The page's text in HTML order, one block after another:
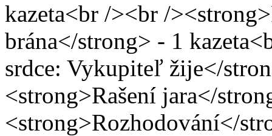
kazeta<br /><br /
brána</strong> - 1
srdce: Vykupiteľ žije</
<strong>Rašení jara</
<strong>Rozhodování</